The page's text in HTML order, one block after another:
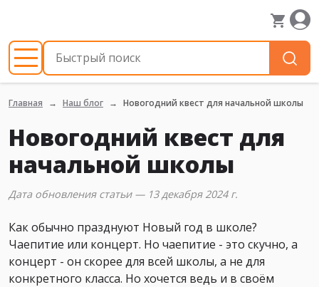
Главная Наш блог Новогодний квест для начальной школы
Новогодний квест для
начальной школы
Дата обновления статьи — 13 декабря 2024 г.
Как обычно празднуют Новый год в школе?
Чаепитие или концерт. Но чаепитие - это скучно, а
концерт - он скорее для всей школы, а не для
конкретного класса. Но хочется ведь и в своём